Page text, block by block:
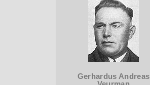
Gerhardus Andreas